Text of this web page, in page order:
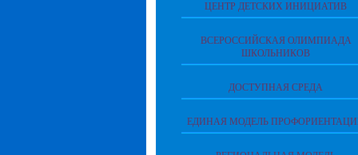
ЦЕНТР ДЕТСКИХ ИНИЦИАТИВ
ВСЕРОССИЙСКАЯ ОЛИМПИАДА
ШКОЛЬНИКОВ
ДОСТУПНАЯ СРЕДА
ЕДИНАЯ МОДЕЛЬ